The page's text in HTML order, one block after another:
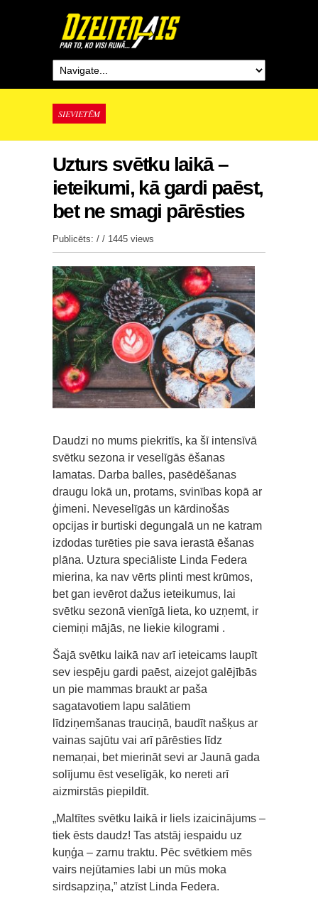
SIEVIETĒM
Uzturs svētku laikā –
ieteikumi, kā gardi paēst,
bet ne smagi pārēsties
Publicēts: / / 1445 views
Daudzi no mums piekritīs, ka šī intensīvā
svētku sezona ir veselīgās ēšanas
lamatas. Darba balles, pasēdēšanas
draugu lokā un, protams, svinības kopā ar
ģimeni. Neveselīgās un kārdinošās
opcijas ir burtiski degungalā un ne katram
izdodas turēties pie sava ierastā ēšanas
plāna. Uztura speciāliste Linda Federa
mierina, ka nav vērts plinti mest krūmos,
bet gan ievērot dažus ieteikumus, lai
svētku sezonā vienīgā lieta, ko uzņemt, ir
ciemiņi mājās, ne liekie kilogrami .
Šajā svētku laikā nav arī ieteicams laupīt
sev iespēju gardi paēst, aizejot galējībās
un pie mammas braukt ar paša
sagatavotiem lapu salātiem
līdziņemšanas trauciņā, baudīt našķus ar
vainas sajūtu vai arī pārēsties līdz
nemaņai, bet mierināt sevi ar Jaunā gada
solījumu ēst veselīgāk, ko nereti arī
aizmirstās piepildīt.
„Maltītes svētku laikā ir liels izaicinājums –
tiek ēsts daudz! Tas atstāj iespaidu uz
kuņģa – zarnu traktu. Pēc svētkiem mēs
vairs nejūtamies labi un mūs moka
sirdsapziņa,” atzīst Linda Federa.